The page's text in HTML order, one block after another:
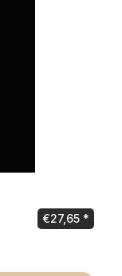
€27,65